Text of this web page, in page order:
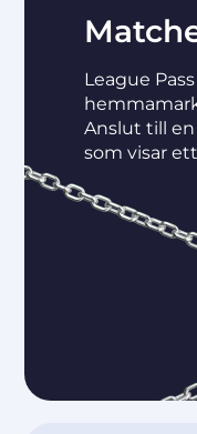
League
Anslut till
som visar